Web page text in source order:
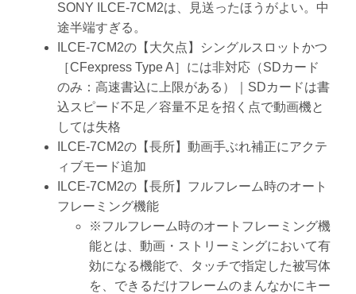
SONY ILCE-7CM2は、見送ったほうがよい。中
途半端すぎる。
ILCE-7CM2の【大欠点】シングルスロットかつ
［CFexpress Type A］には非対応（SDカード
のみ：高速書込に上限がある）｜SDカードは書
込スピード不足／容量不足を招く点で動画機と
しては失格
ILCE-7CM2の【長所】動画手ぶれ補正にアクテ
ィブモード追加
ILCE-7CM2の【長所】フルフレーム時のオート
フレーミング機能
※フルフレーム時のオートフレーミング機
能とは、動画・ストリーミングにおいて有
効になる機能で、タッチで指定した被写体
を、できるだけフレームのまんなかにキー